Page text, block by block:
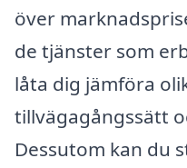
över
de tjänster som
låta dig jämföra
tillvägagångssätt
Dessutom kan du